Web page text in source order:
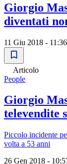
Giorgio
diventati
11 Giu 2018 - 11:36
Articolo
People
Giorgio
televendite
Piccolo incidente
volta a 53 anni
26 Gen 2018 -